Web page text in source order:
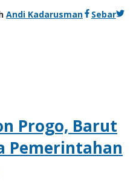
Andi Kadarusman
Sebar
Progo, Barut
Pemerintahan